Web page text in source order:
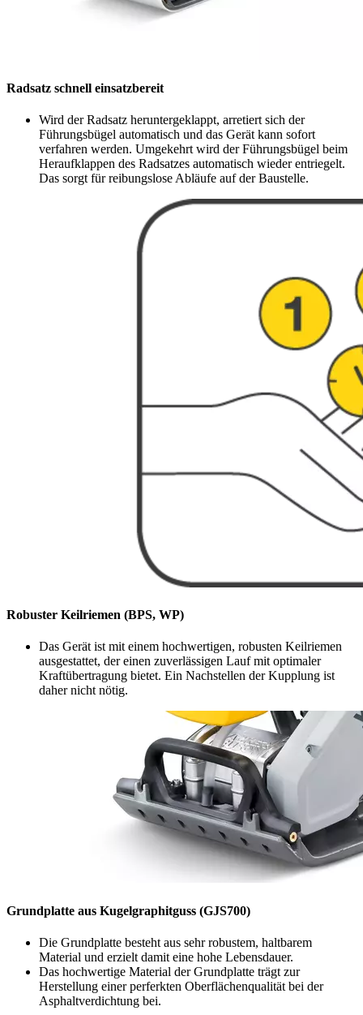
Radsatz schnell einsatzbereit
Wird der Radsatz heruntergeklappt, arretiert sich der
Führungsbügel automatisch und das Gerät kann sofort
verfahren werden. Umgekehrt wird der Führungsbügel beim
Heraufklappen des Radsatzes automatisch wieder entriegelt.
Das sorgt für reibungslose Abläufe auf der Baustelle.
Robuster Keilriemen (BPS, WP)
Das Gerät ist mit einem hochwertigen, robusten Keilriemen
ausgestattet, der einen zuverlässigen Lauf mit optimaler
Kraftübertragung bietet. Ein Nachstellen der Kupplung ist
daher nicht nötig.
Grundplatte aus Kugelgraphitguss (GJS700)
Die Grundplatte besteht aus sehr robustem, haltbarem
Material und erzielt damit eine hohe Lebensdauer.
Das hochwertige Material der Grundplatte trägt zur
Herstellung einer perferkten Oberflächenqualität bei der
Asphaltverdichtung bei.